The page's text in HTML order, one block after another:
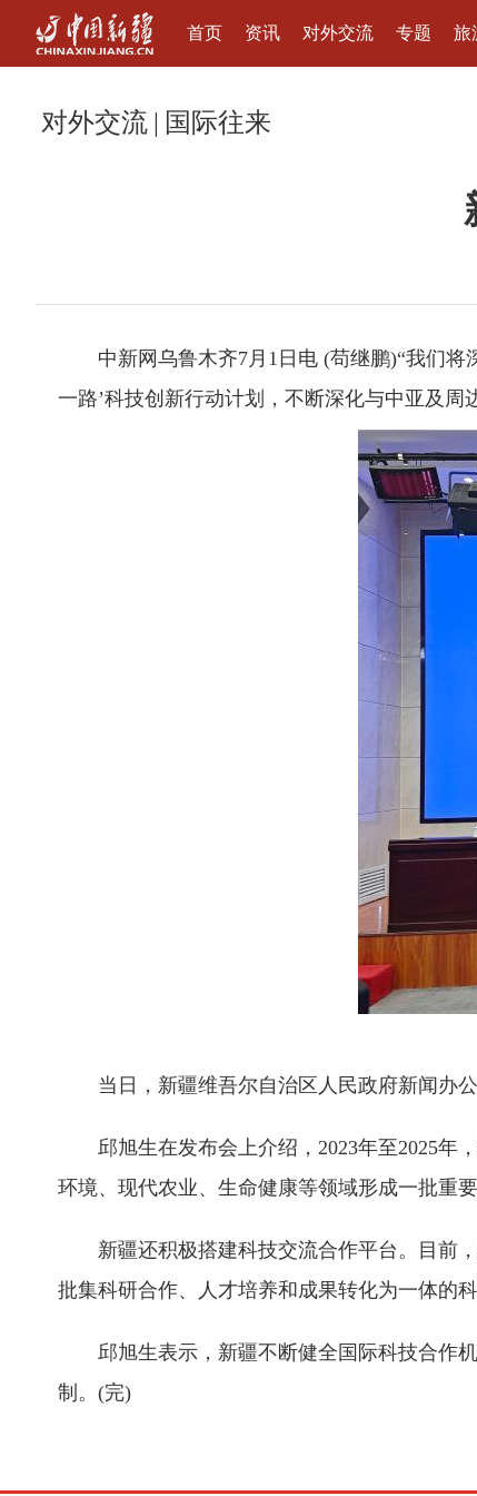
首页 资讯 对外交流 专题 旅
对外交流 | 国际往来
中新网乌鲁木齐7月1日电 (苟继鹏)“我们将
一路’科技创新行动计划，不断深化与中亚及周
当日，新疆维吾尔自治区人民政府新闻办公
邱旭生在发布会上介绍，2023年至2025年，
环境、现代农业、生命健康等领域形成一批重
新疆还积极搭建科技交流合作平台。目前，
批集科研合作、人才培养和成果转化为一体的科
邱旭生表示，新疆不断健全国际科技合作机
制。(完)